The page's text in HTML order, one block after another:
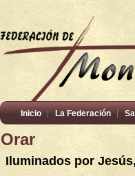
Inicio La Federación
Orar
Iluminados por